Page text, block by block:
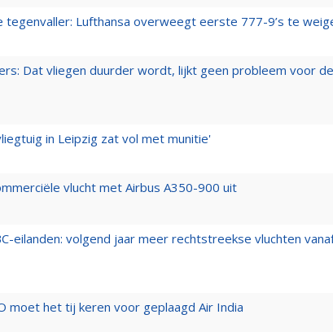
tegenvaller: Lufthansa overweegt eerste 777-9’s te
Dat vliegen duurder wordt, lijkt geen probleem voor de
in Leipzig zat vol met munitie'
vlucht met Airbus A350-900 uit
eilanden: volgend jaar meer rechtstreekse vluchten
moet het tij keren voor geplaagd Air India